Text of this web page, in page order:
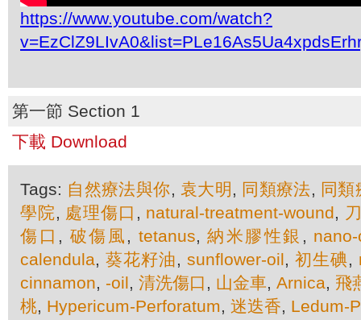
https://www.youtube.com/watch?
第一節 Section 1
下載 Download
Tags: 自然療法與你, 袁大明 , 同類療法, 同類
學院, 處理傷口 , natural-treatment-wound,
傷口 , 破傷風 , tetanus, 納米膠性銀 ,
calendula, 葵花籽油, sunflower-oil, 初生碘,
cinnamon, -oil, 清洗傷口 , 山金車, Arnica, 飛
桃, Hypericum-Perforatum, 迷迭香, Ledum-